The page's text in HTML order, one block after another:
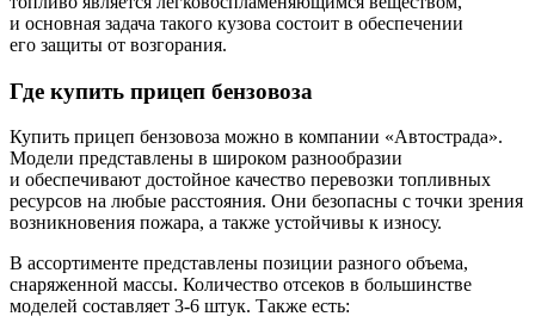
и основная задача такого кузова состоит в обеспечении
его защиты от возгорания.
Где купить прицеп бензовоза
Купить прицеп бензовоза можно в компании «Автострада».
Модели представлены в широком разнообразии
и обеспечивают достойное качество перевозки топливных
ресурсов на любые расстояния. Они безопасны с точки зрения
возникновения пожара, а также устойчивы к износу.
В ассортименте представлены позиции разного объема,
снаряженной массы. Количество отсеков в большинстве
моделей составляет 3-6 штук. Также есть: